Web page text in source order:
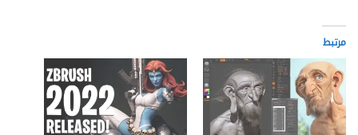
مرتبط